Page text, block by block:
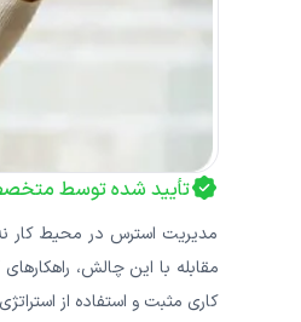
تأیید شده توسط
مدیریت استرس در محیط کار
مقابله با این چالش،
کاری مثبت و استفاده از